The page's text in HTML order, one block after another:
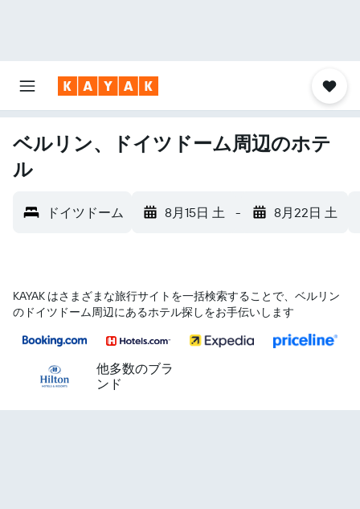
ベルリン、ドイツドーム周辺のホテ
ル
ドイツドーム 8月15日 土 - 8月22日 土
KAYAK はさまざまな旅行サイトを一括検索することで、ベルリン​
のドイツドーム​周辺にあるホテル探しをお手伝いします
他多数のブラ
ンド